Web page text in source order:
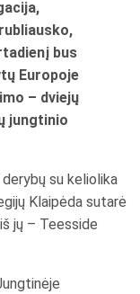
bus
Europoje
– dviejų
jungtinio
su keliolika
Klaipėda sutarė
jų – Teesside